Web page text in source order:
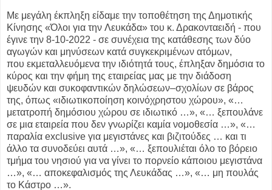
Με μεγάλη έκπληξη είδαμε την τοποθέτηση της Δημοτικής
Κίνησης «Όλοι για την Λευκάδα» του κ. Δρακονταειδή - που
έγινε την 8-10-2022 - σε συνέχεια της κατάθεσης των δύο
αγωγών και μηνύσεων κατά συγκεκριμένων ατόμων,
που εκμεταλλευόμενα την ιδιότητά τους, έπληξαν δημόσια το
κύρος και την φήμη της εταιρείας μας με την διάδοση
ψευδών και συκοφαντικών δηλώσεων–σχολίων σε βάρος
της, όπως «ιδιωτικοποίηση κοινόχρηστου χώρου», «…
μετατροπή δημόσιου χώρου σε ιδιωτικό …», «… ξεπουλάνε
σε μια εταιρεία που δεν γνωρίζει καμία νομοθεσία …», «…
παραλία exclusive για μεγιστάνες και βιζιτούδες … και τι
άλλο τα συνοδεύει αυτά …», «… ξεπουλιέται όλο το βόρειο
τμήμα του νησιού για να γίνει το πορνείο κάποιου μεγιστάνα
…», «… αποκεφαλισμός της Λευκάδας …», «… μη πουλάς
το Κάστρο …».